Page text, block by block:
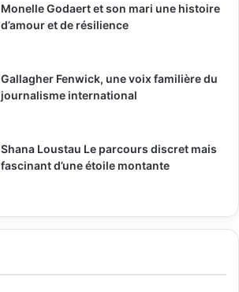
Monelle Godaert et son mari une histoire
d’amour et de résilience
Gallagher Fenwick, une voix familière du
journalisme international
Shana Loustau Le parcours discret mais
fascinant d’une étoile montante